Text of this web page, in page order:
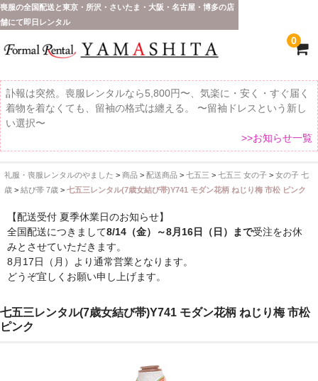
喪服の全国配送と東京・所沢・さいたま・大阪・名古屋・博多の店
舗にて即日レンタル
0
訃報は突然。喪服レンタルなら5,800円〜、気楽に・安く・すぐ届く
着物を着なくても、留袖の格式は纏える。 〜留袖ドレスという新し
い選択〜
>>お知らせ一覧
ホーム
全 国 配 送
受取り場所が選べます
東京即日バイク便
ご注文の流れ
礼服・喪服レンタルのやました > 商品> 配送商品> 七五三 > 七五三 女の子 > 女の子 七
歳> 結び帯 7歳> 七五三レンタル(7歳女結び帯)Y741 モダン花柄 ねじり梅 市松 ピンク
【配送受付 夏季休業日のお知らせ】
全国配送につきまして8/14（金）～8月16日（日）まで受注をお休
みとさせていただきます。
8月17日（月）より通常営業となります。
どうぞ宜しくお願い申し上げます。
七五三レンタル(7歳女結び帯)Y741 モダン花柄 ねじり梅 市松
ピンク